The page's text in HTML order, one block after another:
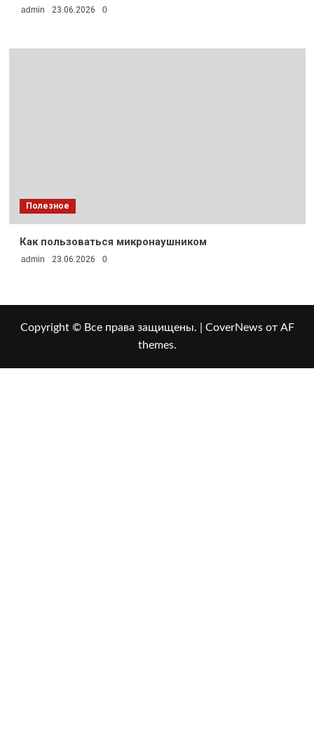
admin 23.06.2026 0
Полезное
Как пользоваться микронаушником
admin 23.06.2026 0
Copyright © Все права защищены. CoverNewsот AF
themes.